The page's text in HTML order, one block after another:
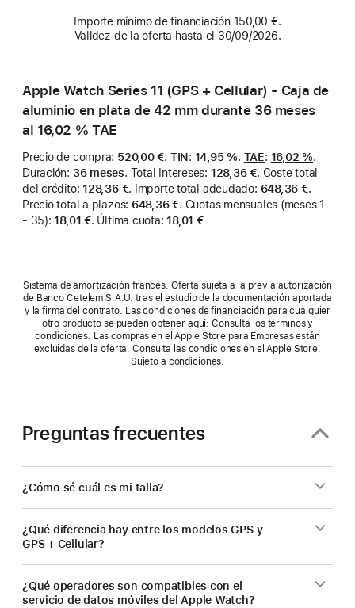
Importe mínimo de financiación 150,00 €.
Validez de la oferta hasta el 30/09/2026.
Apple Watch Series 11 (GPS + Cellular) - Caja de
aluminio en plata de 42 mm durante 36 meses
al 16,02 % TAE
Precio de compra: 520,00 €. TIN: 14,95 %. TAE: 16,02 %.
Duración: 36 meses. Total Intereses: 128,36 €. Coste total
del crédito: 128,36 €. Importe total adeudado: 648,36 €.
Precio total a plazos: 648,36 €. Cuotas mensuales (meses 1
- 35): 18,01 €. Última cuota: 18,01 €
Sistema de amortización francés. Oferta sujeta a la previa autorización
de Banco Cetelem S.A.U. tras el estudio de la documentación aportada
y la firma del contrato. Las condiciones de financiación para cualquier
otro producto se pueden obtener aquí: Consulta los términos y
condiciones. Las compras en el Apple Store para Empresas están
excluidas de la oferta. Consulta las condiciones en el Apple Store.
Sujeto a condiciones.
Preguntas frecuentes
¿Cómo sé cuál es mi talla?
¿Qué diferencia hay entre los modelos GPS y
GPS + Cellular?
¿Qué operadores son compatibles con el
servicio de datos móviles del Apple Watch?